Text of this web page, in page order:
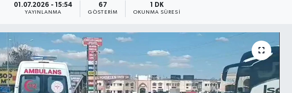
01.07.2026 - 15:54
YAYINLANMA
67
GÖSTERIM
1 DK
OKUNMA SÜRESI